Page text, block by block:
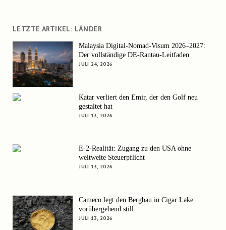
LETZTE ARTIKEL: LÄNDER
Malaysia Digital-Nomad-Visum 2026–2027:
Der vollständige DE-Rantau-Leitfaden
JULI 24, 2026
Katar verliert den Emir, der den Golf neu
gestaltet hat
JULI 13, 2026
E-2-Realität: Zugang zu den USA ohne
weltweite Steuerpflicht
JULI 13, 2026
Cameco legt den Bergbau in Cigar Lake
vorübergehend still
JULI 13, 2026